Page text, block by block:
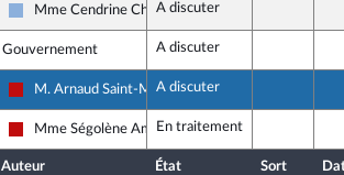
Droite Républicaine
Mme Cendrine ChazéA discuter
Gouvernement A discuter
La France insoumise - Nouveau Front Populaire
M. Arnaud Saint-MartinA discuter
La France insoumise - Nouveau Front Populaire
Mme Ségolène AmiotEn traitement
Auteur État Sort